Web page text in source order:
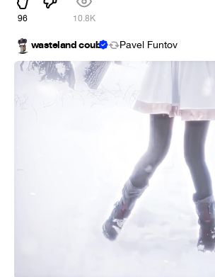
96 10.8K
wasteland coub Pavel Funtov